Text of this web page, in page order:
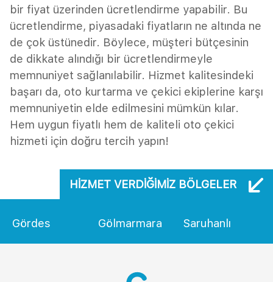
bir fiyat üzerinden ücretlendirme yapabilir. Bu
ücretlendirme, piyasadaki fiyatların ne altında ne
de çok üstünedir. Böylece, müşteri bütçesinin
de dikkate alındığı bir ücretlendirmeyle
memnuniyet sağlanılabilir. Hizmet kalitesindeki
başarı da, oto kurtarma ve çekici ekiplerine karşı
memnuniyetin elde edilmesini mümkün kılar.
Hem uygun fiyatlı hem de kaliteli oto çekici
hizmeti için doğru tercih yapın!
HIZMET VERDIĞIMIZ BÖLGELER
Gördes Gölmarmara Saruhanlı